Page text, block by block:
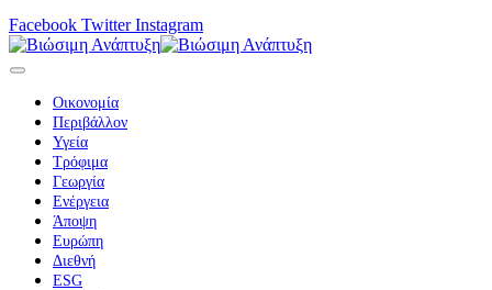
Facebook Twitter Instagram
Οικονομία
Περιβάλλον
Υγεία
Τρόφιμα
Γεωργία
Ενέργεια
Άποψη
Ευρώπη
Διεθνή
ESG